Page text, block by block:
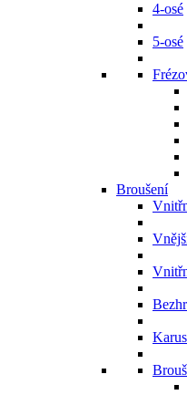
4-osé
5-osé
Broušení